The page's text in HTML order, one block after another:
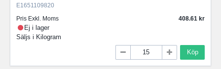
E1651109820
Pris Exkl. Moms
408.61
Ej i lager
Säljs i Kilogram
Köp